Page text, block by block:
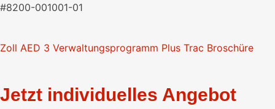
#8200-001001-01
Zoll AED 3 Verwaltungsprogramm Plus Trac Broschüre
Jetzt individuelles Angebot